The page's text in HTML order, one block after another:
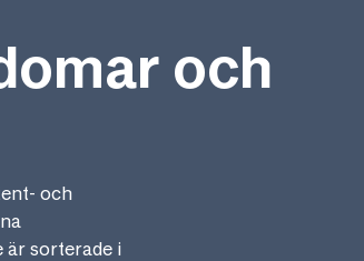
och
och
är sorterade i